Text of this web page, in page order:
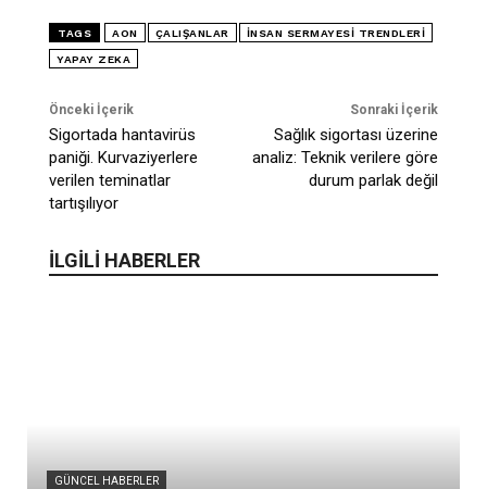
TAGS AON ÇALIŞANLAR İNSAN SERMAYESI TRENDLERI
YAPAY ZEKA
Önceki İçerik
Sigortada hantavirüs
paniği. Kurvaziyerlere
verilen teminatlar
tartışılıyor
Sonraki İçerik
Sağlık sigortası üzerine
analiz: Teknik verilere göre
durum parlak değil
İLGİLİ HABERLER
GÜNCEL HABERLER